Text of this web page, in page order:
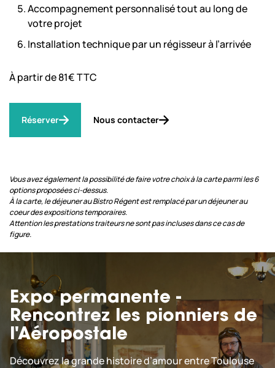
Accompagnement personnalisé tout au long de
votre projet
Installation technique par un régisseur à l’arrivée
À partir de 81€ TTC
Réserver Nous contacter
Vous avez également la possibilité de faire votre choix à la carte parmi les 6
options proposées ci-dessus.
À la carte, le déjeuner au Bistro Régent est remplacé par un déjeuner au
coeur des expositions temporaires.
Attention les prestations traiteurs ne sont pas incluses dans ce cas de
figure.
Expo permanente -
Rencontrez les pionniers de
l'Aéropostale
Découvrez la grande histoire d’amour entre Toulouse